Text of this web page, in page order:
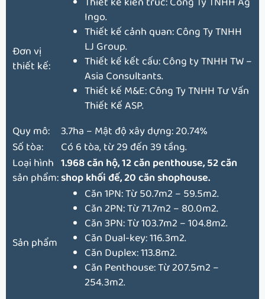
Đơn vị
thiết kế:
Ingo.
Thiết kế cảnh quan: Công Ty TNHH
LJ Group.
Thiết kế kết cấu: Công ty TNHH TW –
Asia Consultants.
Thiết kế M&E: Công Ty TNHH Tư Vấn
Thiết Kế ASP.
Quy mô:
3.7ha – Mật độ xây dựng: 20.74%
Số tòa:
Có 6 tòa, từ 29 đến 39 tầng.
Loại hình
sản phẩm:
1.968 căn hộ, 12 căn penthouse, 52 căn
shop khối đế, 20 căn shophouse.
Sản phẩm
Căn 1PN: Từ 50.7m2 – 59.5m2.
Căn 2PN: Từ 71.7m2 – 80.0m2.
Căn 3PN: Từ 103.7m2 – 104.8m2.
Căn Dual-key: 116.3m2.
Căn Duplex: 113.8m2.
Căn Penthouse: Từ 207.5m2 –
254.3m2.